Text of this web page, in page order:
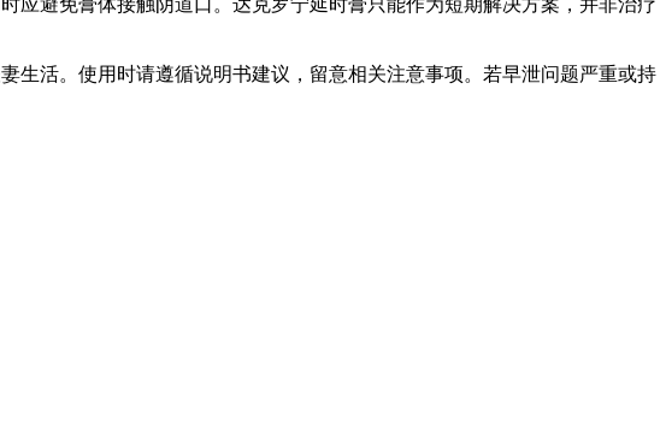
应避免膏体接触阴道口。达克罗宁延时膏只能作为短期解决方案，并非治疗
生活。使用时请遵循说明书建议，留意相关注意事项。若早泄问题严重或持